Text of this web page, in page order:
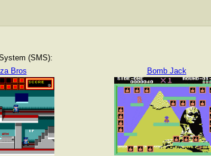
(SMS):
Bros Bomb Jack